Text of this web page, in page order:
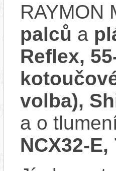
RAYMON
palců a
Reflex,
volba),
a o
NCX32-